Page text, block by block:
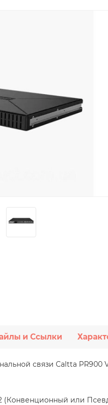
и Ссылки
связи Caltta PR900
(Конвенционный или